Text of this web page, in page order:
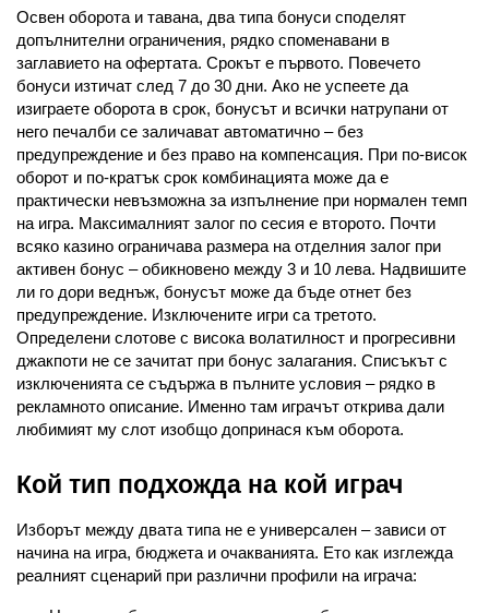
Освен оборота и тавана, два типа бонуси споделят
допълнителни ограничения, рядко споменавани в
заглавието на офертата. Срокът е първото. Повечето
бонуси изтичат след 7 до 30 дни. Ако не успеете да
изиграете оборота в срок, бонусът и всички натрупани от
него печалби се заличават автоматично – без
предупреждение и без право на компенсация. При по-висок
оборот и по-кратък срок комбинацията може да е
практически невъзможна за изпълнение при нормален темп
на игра. Максималният залог по сесия е второто. Почти
всяко казино ограничава размера на отделния залог при
активен бонус – обикновено между 3 и 10 лева. Надвишите
ли го дори веднъж, бонусът може да бъде отнет без
предупреждение. Изключените игри са третото.
Определени слотове с висока волатилност и прогресивни
джакпоти не се зачитат при бонус залагания. Списъкът с
изключенията се съдържа в пълните условия – рядко в
рекламното описание. Именно там играчът открива дали
любимият му слот изобщо допринася към оборота.
Кой тип подхожда на кой играч
Изборът между двата типа не е универсален – зависи от
начина на игра, бюджета и очакванията. Ето как изглежда
реалният сценарий при различни профили на играча: